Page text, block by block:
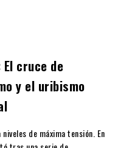
cruce de
y el uribismo
de máxima tensión. En